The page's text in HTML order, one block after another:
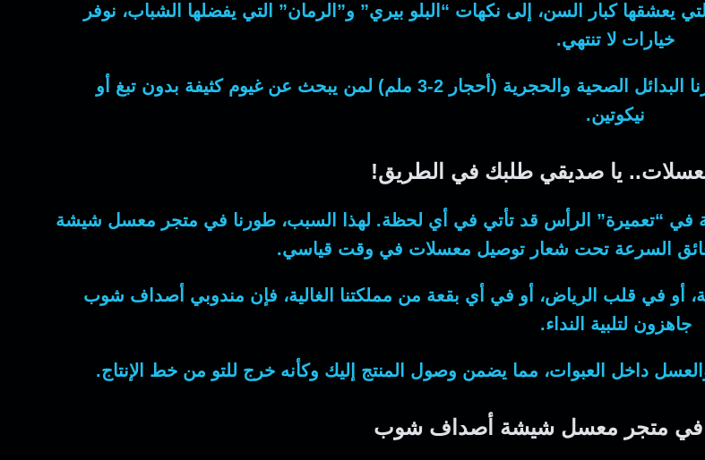
يعشقها كبار السن، إلى نكهات “البلو بيري” و”الرمان” التي يفضلها الشباب، نوفر
خيارات لا تنتهي.
كمتجر رائد، وفرنا البدائل الصحية والحجرية (أحجار 2-3 ملم) لمن يبحث عن غيوم كثيفة بدون تبغ أو
نيكوتين.
يا صديقي طلبك في الطريق!
في “تعميرة” الرأس قد تأتي في أي لحظة. لهذا السبب، طورنا في متجر معسل شيشة
السرعة تحت شعار توصيل معسلات في وقت قياسي.
أو في قلب الرياض، أو في أي بقعة من مملكتنا الغالية، فإن مندوبي أصداف شوب
جاهزون لتلبية النداء.
داخل العبوات، مما يضمن وصول المنتج إليك وكأنه خرج للتو من خط الإنتاج.
في متجر معسل شيشة أصداف شوب